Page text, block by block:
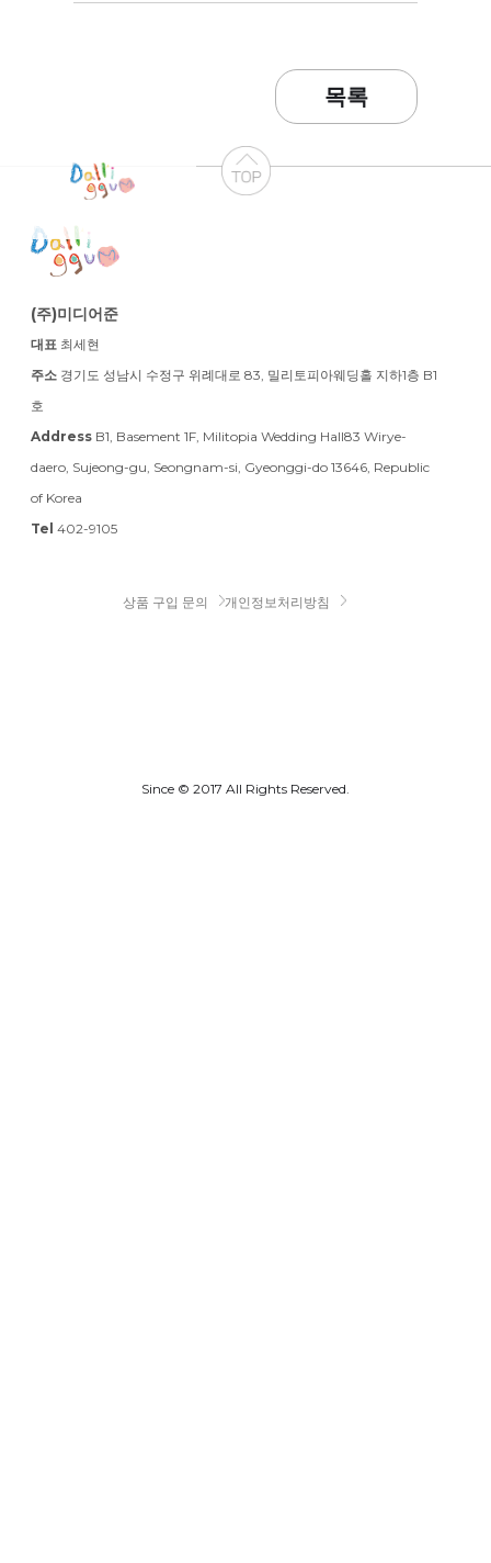
목록
(주)미디어준
대표 최세현
주소경기도 성남시 수정구 위례대로 83, 밀리토피아웨딩홀 지하1층 B1
호
AddressB1, Basement 1F, Militopia Wedding Hall83 Wirye-
daero, Sujeong-gu, Seongnam-si, Gyeonggi-do 13646, Republic
of Korea
Tel 402-9105
상품 구입 문의 개인정보처리방침
Since © 2017 All Rights Reserved.